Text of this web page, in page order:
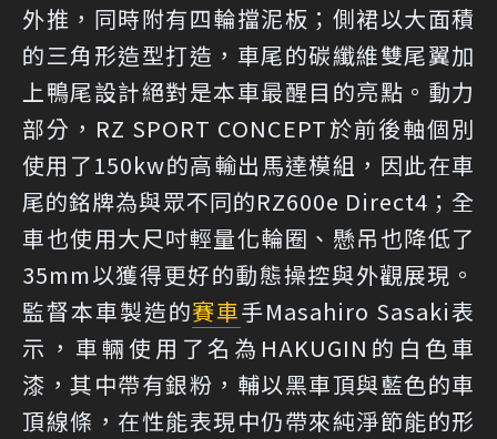
外推，同時附有四輪擋泥板；側裙以大面積
的三角形造型打造，車尾的碳纖維雙尾翼加
上鴨尾設計絕對是本車最醒目的亮點。動力
部分，RZ SPORT CONCEPT於前後軸個別
使用了150kw的高輸出馬達模組，因此在車
尾的銘牌為與眾不同的RZ600e Direct4；全
車也使用大尺吋輕量化輪圈、懸吊也降低了
35mm以獲得更好的動態操控與外觀展現。
監督本車製造的賽車手Masahiro Sasaki表
示，車輛使用了名為HAKUGIN的白色車
漆，其中帶有銀粉，輔以黑車頂與藍色的車
頂線條，在性能表現中仍帶來純淨節能的形